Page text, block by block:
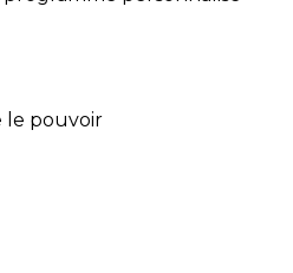
le pouvoir